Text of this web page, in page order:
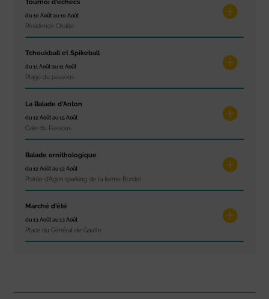
Tournoi d’échecs
du 10 Août au 10 Août
Résidence Challe
Tchoukball et Spikeball
du 11 Août au 11 Août
Plage du passous
La Balade d’Anton
du 12 Août au 15 Août
Cale du Passous
Balade ornithologique
du 12 Août au 12 Août
Pointe d'Agon (parking de la ferme Borde)
Marché d’été
du 13 Août au 13 Août
Place du Général de Gaulle